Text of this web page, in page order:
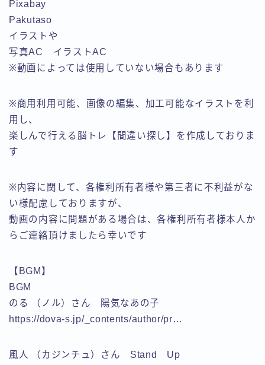
Pixabay
Pakutaso
イラストや
写真AC イラストAC
※動画によっては使用していない場合もあります
※商用利用可能、画像の編集、加工可能なイラストを利
用し、
楽しんで行える脳トレ【間違い探し】を作成しておりま
す
※内容に関して、各権利所有者様や第三者に不利益がな
い様配慮しておりますが、
動画の内容に問題がある場合は、各権利所有者様本人か
らご連絡頂けましたら幸いです
【BGM】
BGM
のる （ノル）さん 陽気なあの子
https://dova-s.jp/_contents/author/pr…
風人 （カジンチュ）さん Stand Up